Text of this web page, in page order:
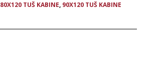
80X120 TUŠ KABINE, 90X120 TUŠ KABINE